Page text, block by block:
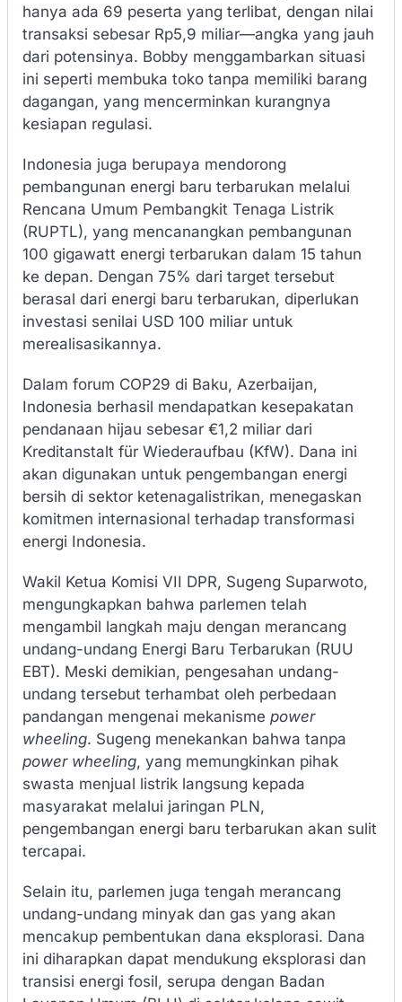
hanya ada 69 peserta yang terlibat, dengan nilai
transaksi sebesar Rp5,9 miliar—angka yang jauh
dari potensinya. Bobby menggambarkan situasi
ini seperti membuka toko tanpa memiliki barang
dagangan, yang mencerminkan kurangnya
kesiapan regulasi.
Indonesia juga berupaya mendorong
pembangunan energi baru terbarukan melalui
Rencana Umum Pembangkit Tenaga Listrik
(RUPTL), yang mencanangkan pembangunan
100 gigawatt energi terbarukan dalam 15 tahun
ke depan. Dengan 75% dari target tersebut
berasal dari energi baru terbarukan, diperlukan
investasi senilai USD 100 miliar untuk
merealisasikannya.
Dalam forum COP29 di Baku, Azerbaijan,
Indonesia berhasil mendapatkan kesepakatan
pendanaan hijau sebesar €1,2 miliar dari
Kreditanstalt für Wiederaufbau (KfW). Dana ini
akan digunakan untuk pengembangan energi
bersih di sektor ketenagalistrikan, menegaskan
komitmen internasional terhadap transformasi
energi Indonesia.
Wakil Ketua Komisi VII DPR, Sugeng Suparwoto,
mengungkapkan bahwa parlemen telah
mengambil langkah maju dengan merancang
undang-undang Energi Baru Terbarukan (RUU
EBT). Meski demikian, pengesahan undang-
undang tersebut terhambat oleh perbedaan
pandangan mengenai mekanisme power
wheeling. Sugeng menekankan bahwa tanpa
power wheeling, yang memungkinkan pihak
swasta menjual listrik langsung kepada
masyarakat melalui jaringan PLN,
pengembangan energi baru terbarukan akan sulit
tercapai.
Selain itu, parlemen juga tengah merancang
undang-undang minyak dan gas yang akan
mencakup pembentukan dana eksplorasi. Dana
ini diharapkan dapat mendukung eksplorasi dan
transisi energi fosil, serupa dengan Badan